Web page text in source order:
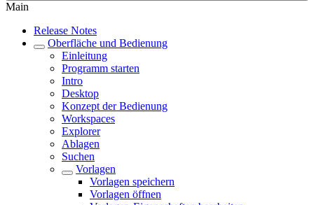
Main
Release Notes
Oberfläche und Bedienung
Einleitung
Programm starten
Intro
Desktop
Konzept der Bedienung
Workspaces
Explorer
Ablagen
Suchen
Vorlagen
Vorlagen speichern
Vorlagen öffnen